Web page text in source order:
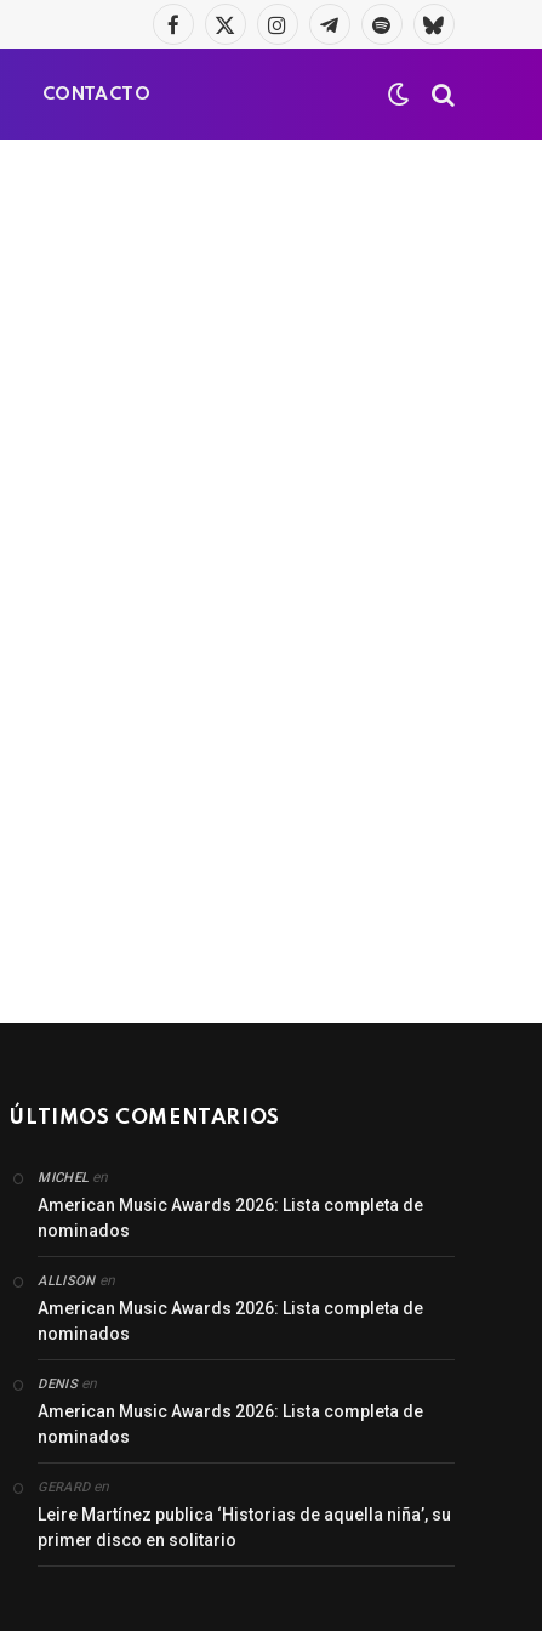
Facebook
X
InstagramTelegramaSpotifyBluesky
CONTACTO
ÚLTIMOS COMENTARIOS
MICHEL en
American Music Awards 2026: Lista completa de
nominados
ALLISONen
American Music Awards 2026: Lista completa de
nominados
DENISen
American Music Awards 2026: Lista completa de
nominados
GERARDen
Leire Martínez publica ‘Historias de aquella niña’, su
primer disco en solitario